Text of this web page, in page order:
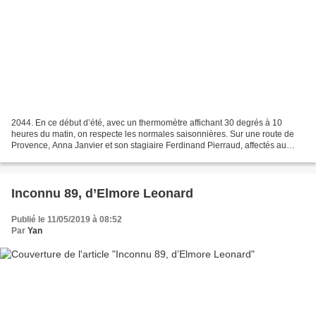
2044. En ce début d’été, avec un thermomètre affichant 30 degrés à 10
heures du matin, on respecte les normales saisonnières. Sur une route de
Provence, Anna Janvier et son stagiaire Ferdinand Pierraud, affectés au
Inconnu 89, d’Elmore Leonard
Publié le 11/05/2019 à 08:52
Par Yan